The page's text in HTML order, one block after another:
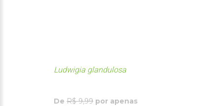
Ludwigia glandulosa
De R$ 9,99 por apenas